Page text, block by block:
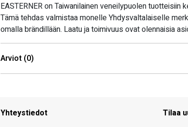
EASTERNER on Taiwanilainen veneilypuolen tuotteisiin
Tämä tehdas valmistaa monelle Yhdysvaltalaiselle
omalla brändillään. Laatu ja toimivuus ovat olennaisia
Arviot (0)
Yhteystiedot
Tilaa